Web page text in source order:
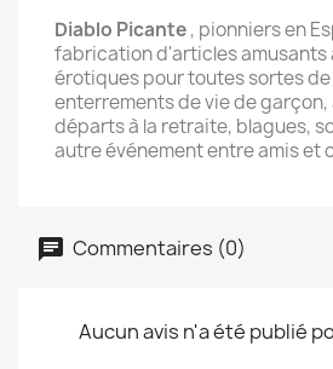
Diablo Picante, pionniers en
fabrication d'articles amusants
érotiques pour toutes sortes
enterrements de vie de
départs à la retraite, blagues,
autre événement entre amis et
Commentaires (0)
Aucun avis n'a été publié